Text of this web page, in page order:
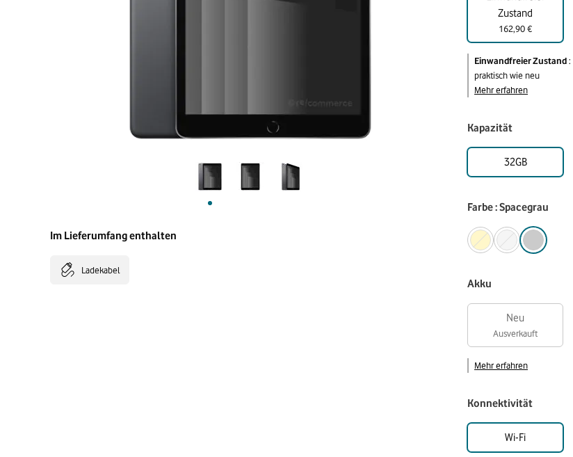
Im Lieferumfang enthalten
Ladekabel
Zustand
162,90 €
Einwandfreier Zustand:
praktisch wie neu
Mehr erfahren
Kapazität
32GB
Farbe : Spacegrau
Akku
Neu
Ausverkauft
Mehr erfahren
Konnektivität
Wi-Fi